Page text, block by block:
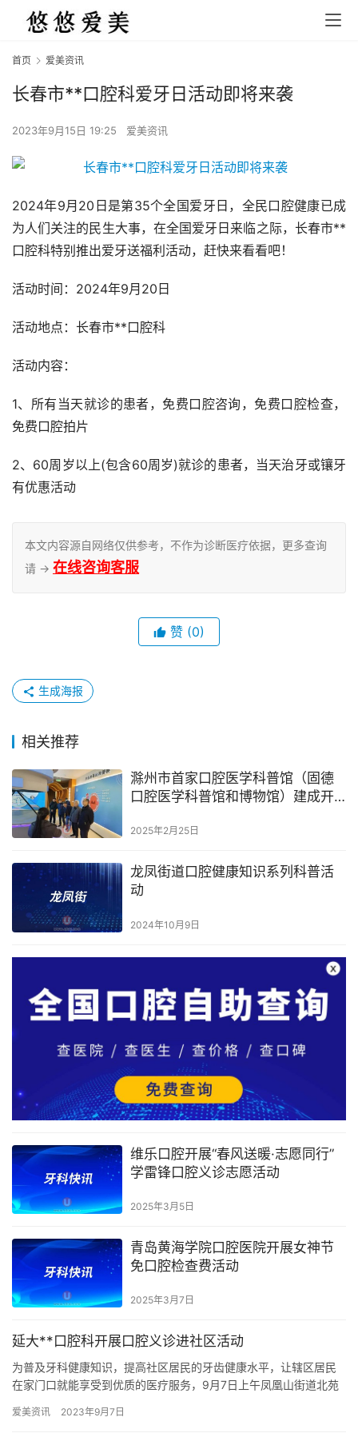
首页 爱美资讯
长春市**口腔科爱牙日活动即将来袭
2023年9月15日 19:25 爱美资讯
2024年9月20日是第35个全国爱牙日，全民口腔健康已成
为人们关注的民生大事，在全国爱牙日来临之际，长春市**
口腔科特别推出爱牙送福利活动，赶快来看看吧！
活动时间：2024年9月20日
活动地点：长春市**口腔科
活动内容：
1、所有当天就诊的患者，免费口腔咨询，免费口腔检查，
免费口腔拍片
2、60周岁以上(包含60周岁)就诊的患者，当天治牙或镶牙
有优惠活动
本文内容源自网络仅供参考，不作为诊断医疗依据，更多查询
请 → 在线咨询客服
赞 (0)
生成海报
相关推荐
滁州市首家口腔医学科普馆（固德
口腔医学科普馆和博物馆）建成开
2025年2月25日
龙凤街道口腔健康知识系列科普活
动
2024年10月9日
维乐口腔开展“春风送暖·志愿同行”
学雷锋口腔义诊志愿活动
2025年3月5日
青岛黄海学院口腔医院开展女神节
免口腔检查费活动
2025年3月7日
延大**口腔科开展口腔义诊进社区活动
为普及牙科健康知识，提高社区居民的牙齿健康水平，让辖区居民
在家门口就能享受到优质的医疗服务，9月7日上午凤凰山街道北苑
活…
爱美资讯 2023年9月7日